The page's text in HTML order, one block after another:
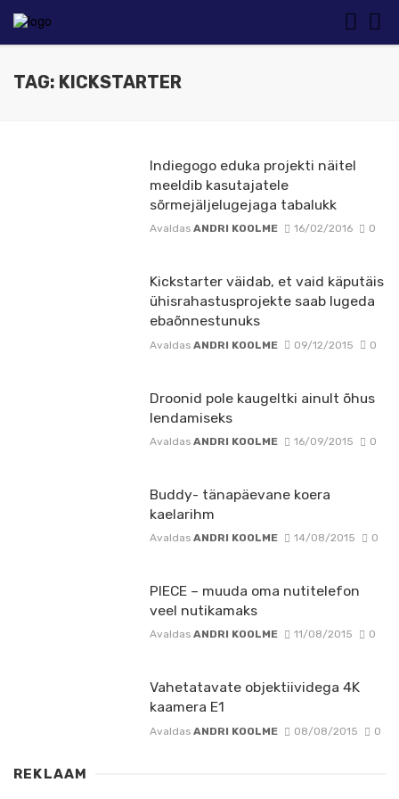
TAG: KICKSTARTER
Indiegogo eduka projekti näitel
meeldib kasutajatele
sõrmejäljelugejaga tabalukk
Avaldas ANDRI KOOLME 16/02/2016 0
Kickstarter väidab, et vaid käputäis
ühisrahastusprojekte saab lugeda
ebaõnnestunuks
Avaldas ANDRI KOOLME 09/12/2015 0
Droonid pole kaugeltki ainult õhus
lendamiseks
Avaldas ANDRI KOOLME 16/09/2015 0
Buddy- tänapäevane koera
kaelarihm
Avaldas ANDRI KOOLME 14/08/2015 0
PIECE – muuda oma nutitelefon
veel nutikamaks
Avaldas ANDRI KOOLME 11/08/2015 0
Vahetatavate objektiividega 4K
kaamera E1
Avaldas ANDRI KOOLME 08/08/2015 0
REKLAAM